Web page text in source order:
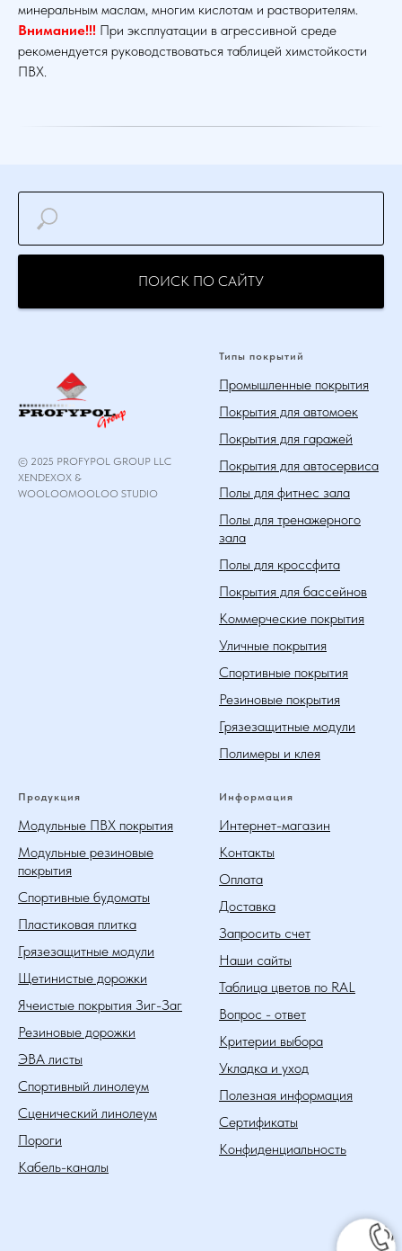
минеральным маслам, многим кислотам и растворителям.
Внимание!!! При эксплуатации в агрессивной среде
рекомендуется руководствоваться таблицей химстойкости
ПВХ.
ПОИСК ПО САЙТУ
© 2025 PROFYPOL GROUP LLC
XENDEXOX &
WOOLOOMOOLOO STUDIO
Типы покрытий
Промышленные покрытия
Покрытия для автомоек
Покрытия для гаражей
Покрытия для автосервиса
Полы для фитнес зала
Полы для тренажерного
зала
Полы для кроссфита
Покрытия для бассейнов
Коммерческие покрытия
Уличные покрытия
Спортивные покрытия
Резиновые покрытия
Грязезащитные модули
Полимеры и клея
Продукция
Модульные ПВХ покрытия
Модульные резиновые
покрытия
Спортивные будоматы
Пластиковая плитка
Грязезащитные модули
Щетинистые дорожки
Ячеистые покрытия Зиг-Заг
Резиновые дорожки
ЭВА листы
Спортивный линолеум
Сценический линолеум
Пороги
Кабель-каналы
Информация
Интернет-магазин
Контакты
Оплата
Доставка
Запросить счет
Наши сайты
Таблица цветов по RAL
Вопрос - ответ
Критерии выбора
Укладка и уход
Полезная информация
Сертификаты
Конфиденциальность